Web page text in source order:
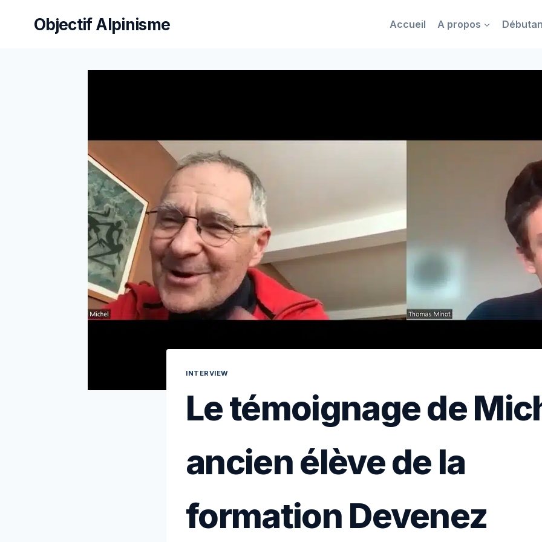
Objectif Alpinisme Accueil A propos
INTERVIEW
Le témoignage de
ancien élève de la
formation Devenez